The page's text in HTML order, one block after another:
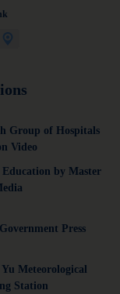
Group of Hospitals
Video
by Master
Press
Meteorological
Station